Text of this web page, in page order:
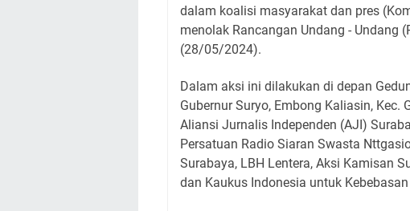
dalam koalisi masyarakat dan pres
menolak Rancangan Undang - Undang
(28/05/2024).
Dalam aksi ini dilakukan di depan
Gubernur Suryo, Embong Kaliasin, Kec.
Aliansi Jurnalis Independen (AJI)
Persatuan Radio Siaran Swasta
Surabaya, LBH Lentera, Aksi Kamisan
dan Kaukus Indonesia untuk